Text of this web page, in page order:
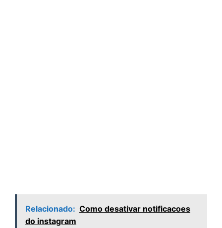
Relacionado: Como desativar notificacoes
do instagram